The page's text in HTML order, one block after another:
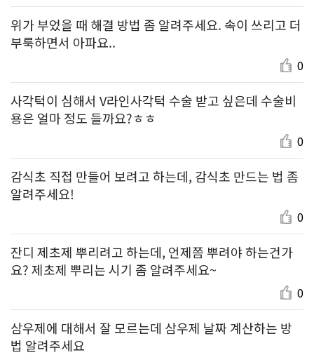
위가 부었을 때 해결 방법 좀 알려주세요. 속이 쓰리고 더
부룩하면서 아파요..
0
사각턱이 심해서 V라인사각턱 수술 받고 싶은데 수술비
용은 얼마 정도 들까요?ㅎㅎ
0
감식초 직접 만들어 보려고 하는데, 감식초 만드는 법 좀
알려주세요!
0
잔디 제초제 뿌리려고 하는데, 언제쯤 뿌려야 하는건가
요? 제초제 뿌리는 시기 좀 알려주세요~
0
삼우제에 대해서 잘 모르는데 삼우제 날짜 계산하는 방
법 알려주세요